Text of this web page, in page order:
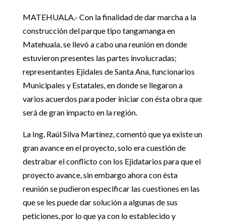
MATEHUALA.- Con la finalidad de dar marcha a la
construcción del parque tipo tangamanga en
Matehuala, se llevó a cabo una reunión en donde
estuvieron presentes las partes involucradas;
representantes Ejidales de Santa Ana, funcionarios
Municipales y Estatales, en donde se llegaron a
varios acuerdos para poder iniciar con ésta obra que
será de gran impacto en la región.
La Ing. Raúl Silva Martínez, comentó que ya existe un
gran avance en el proyecto, solo era cuestión de
destrabar el conflicto con los Ejidatarios para que el
proyecto avance, sin embargo ahora con ésta
reunión se pudieron especificar las cuestiones en las
que se les puede dar solución a algunas de sus
peticiones, por lo que ya con lo establecido y